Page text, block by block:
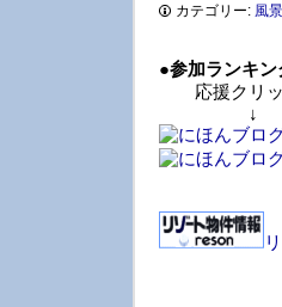
カテゴリー: 風景
●参加ランキン
応援クリッ
↓